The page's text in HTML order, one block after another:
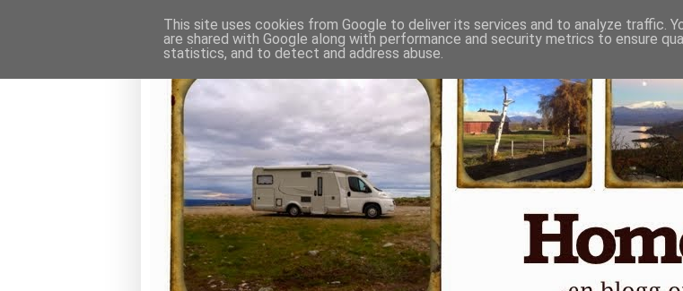
This site uses cookies from Google to deliver its services and to analyze traffic.
are shared with Google along with performance and security metrics to ensure
statistics, and to detect and address abuse.